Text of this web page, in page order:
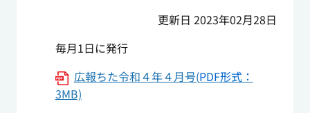
更新日 2023年02月28日
毎月1日に発行
広報ちた令和４年４月号(PDF形式：
3MB)